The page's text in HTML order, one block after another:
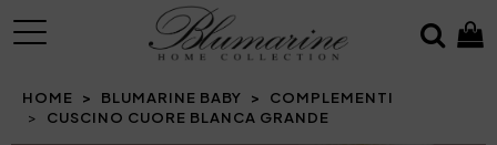
MENU
HOME BLUMARINE BABY
COMPLEMENTI
CUSCINO CUORE BLANCA GRANDE